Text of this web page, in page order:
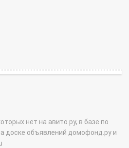
нет на авито.ру, в базе по
доске объявлений домофонд.ру и